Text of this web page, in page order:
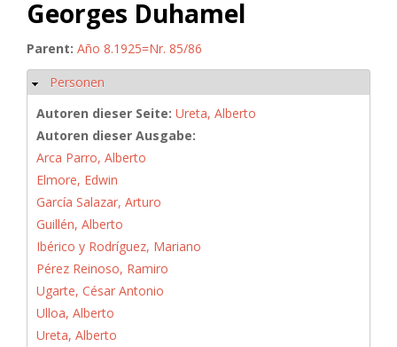
Georges Duhamel
Parent: Año 8.1925=Nr. 85/86
Ausblenden
Personen
Autoren dieser Seite: Ureta, Alberto
Autoren dieser Ausgabe:
Arca Parro, Alberto
Elmore, Edwin
García Salazar, Arturo
Guillén, Alberto
Ibérico y Rodríguez, Mariano
Pérez Reinoso, Ramiro
Ugarte, César Antonio
Ulloa, Alberto
Ureta, Alberto